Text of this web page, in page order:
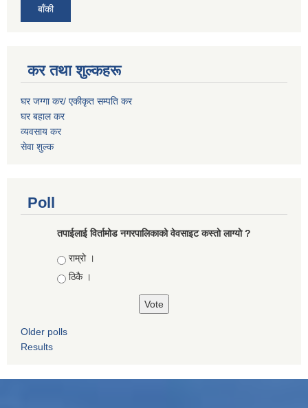
बाँकी
कर तथा शुल्कहरू
घर जग्गा कर/ एकीकृत सम्पति कर
घर बहाल कर
व्यवसाय कर
सेवा शुल्क
Poll
तपाईलाई विर्तामोड नगरपालिकाको वेवसाइट कस्ताे लाग्याे ?
Choices
राम्रो ।
ठिकै ।
Older polls
Results